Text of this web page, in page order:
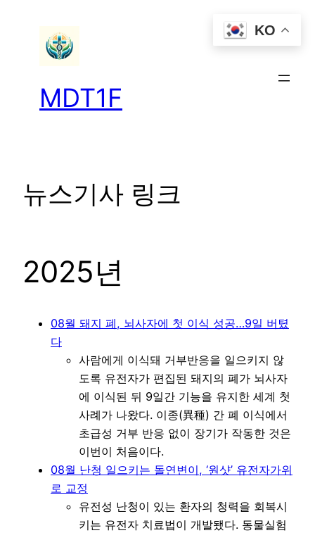
MDT1F
뉴스기사 링크
2025년
08월 돼지 폐, 뇌사자에 첫 이식 성공…9일 버텼
다
사람에게 이식돼 거부반응을 일으키지 않
도록 유전자가 편집된 돼지의 폐가 뇌사자
에 이식된 뒤 9일간 기능을 유지한 세계 첫
사례가 나왔다. 이종(異種) 간 폐 이식에서
초급성 거부 반응 없이 장기가 작동한 것은
이번이 처음이다.
08월 난청 일으키는 돌연변이, ‘원샷’ 유전자가위
로 교정
유전성 난청이 있는 환자의 청력을 회복시
키는 유전자 치료법이 개발됐다. 동물실험
KO